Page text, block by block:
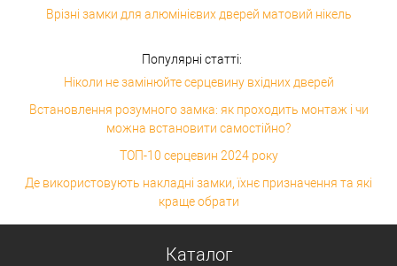
Врізні замки для алюмінієвих дверей матовий нікель
Популярні статті:
Ніколи не замінюйте серцевину вхідних дверей
Встановлення розумного замка: як проходить монтаж і чи
можна встановити самостійно?
ТОП-10 серцевин 2024 року
Де використовують накладні замки, їхнє призначення та які
краще обрати
Каталог